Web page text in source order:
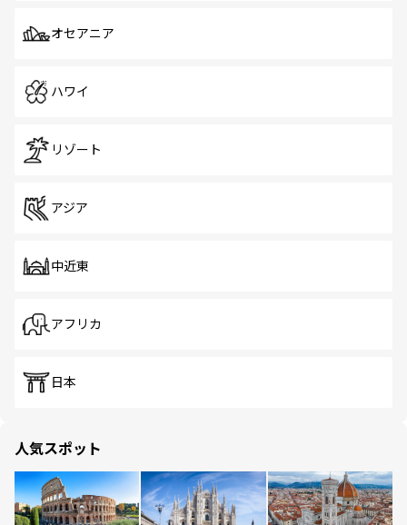
オセアニア
ハワイ
リゾート
アジア
中近東
アフリカ
日本
人気スポット